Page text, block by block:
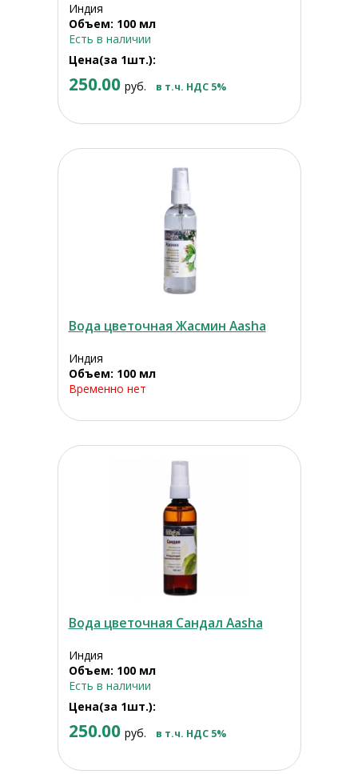
Индия
Объем: 100 мл
Есть в наличии
Цена(за 1шт.):
250.00 руб. в т.ч. НДС 5%
Вода цветочная Жасмин Aasha
Индия
Объем: 100 мл
Временно нет
Вода цветочная Сандал Aasha
Индия
Объем: 100 мл
Есть в наличии
Цена(за 1шт.):
250.00 руб. в т.ч. НДС 5%